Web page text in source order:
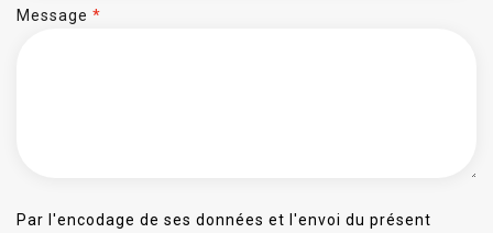
Message *
Par l'encodage de ses données et l'envoi du présent